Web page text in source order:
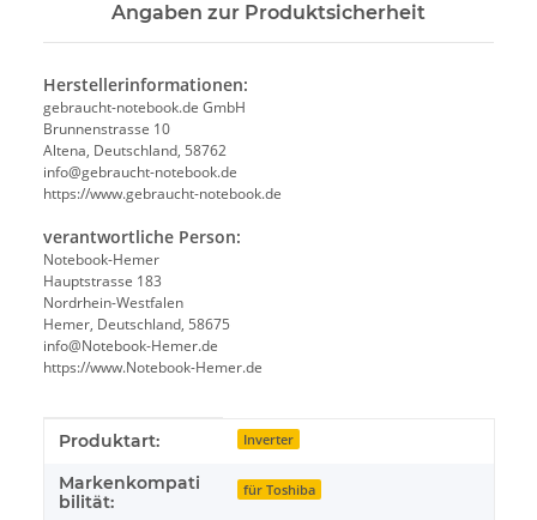
Angaben zur Produktsicherheit
Herstellerinformationen:
gebraucht-notebook.de GmbH
Brunnenstrasse 10
Altena, Deutschland, 58762
info@gebraucht-notebook.de
https://www.gebraucht-notebook.de
verantwortliche Person:
Notebook-Hemer
Hauptstrasse 183
Nordrhein-Westfalen
Hemer, Deutschland, 58675
info@Notebook-Hemer.de
https://www.Notebook-Hemer.de
Produkteigenschaft
Wert
Produktart: Inverter
Markenkompati
bilität:
für Toshiba